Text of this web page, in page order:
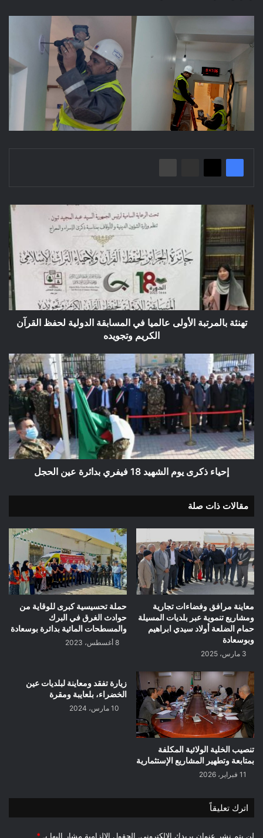
بالمرتبة
الأولى
عالميا
في
المسابقة
الدولية
لحفظ
القرآن
الكريم
تهنئة بالمرتبة الأولى عالميا في المسابقة الدولية لحفظ القرآن
الكريم وتجويده
إحياء
ذكرى
يوم
فيفري
بدائرة
عين
الحجل
إحياء ذكرى يوم الشهيد 18 فيفري بدائرة عين الحجل
مقالات ذات صلة
معاينة مرافق وفضاءات تجارية
ومشاريع تنموية عبر بلديات المسيلة
حمام الضلعة أولاد سيدي ابراهيم
وبوسعادة
3 مارس، 2025
حملة تحسيسية كبرى للوقاية من
حوادث الغرق في البرك
والمسطحات المائية بدائرة بوسعادة
8 أغسطس، 2023
تنصيب الخلية الولائية المكلفة
بمتابعة وتطهير المشاريع الإستثمارية
11 فبراير، 2026
زيارة تفقد ومعاينة لبلديات عين
الخضراء، بلعايبة ومقرة
10 مارس، 2024
اترك تعليقاً
لن يتم نشر عنوان بريدك الإلكتروني. الحقول الإلزامية مشار إليها بـ *